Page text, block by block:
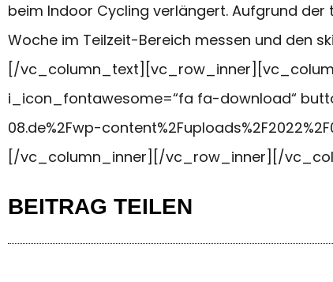
beim Indoor Cycling verlängert. Aufgrund
Woche im Teilzeit-Bereich messen und den
[/
i_icon_fontawesome=“fa fa-download“
08.de%2Fwp-
[/vc_column_inner][/vc_row_inner][/
BEITRAG TEILEN